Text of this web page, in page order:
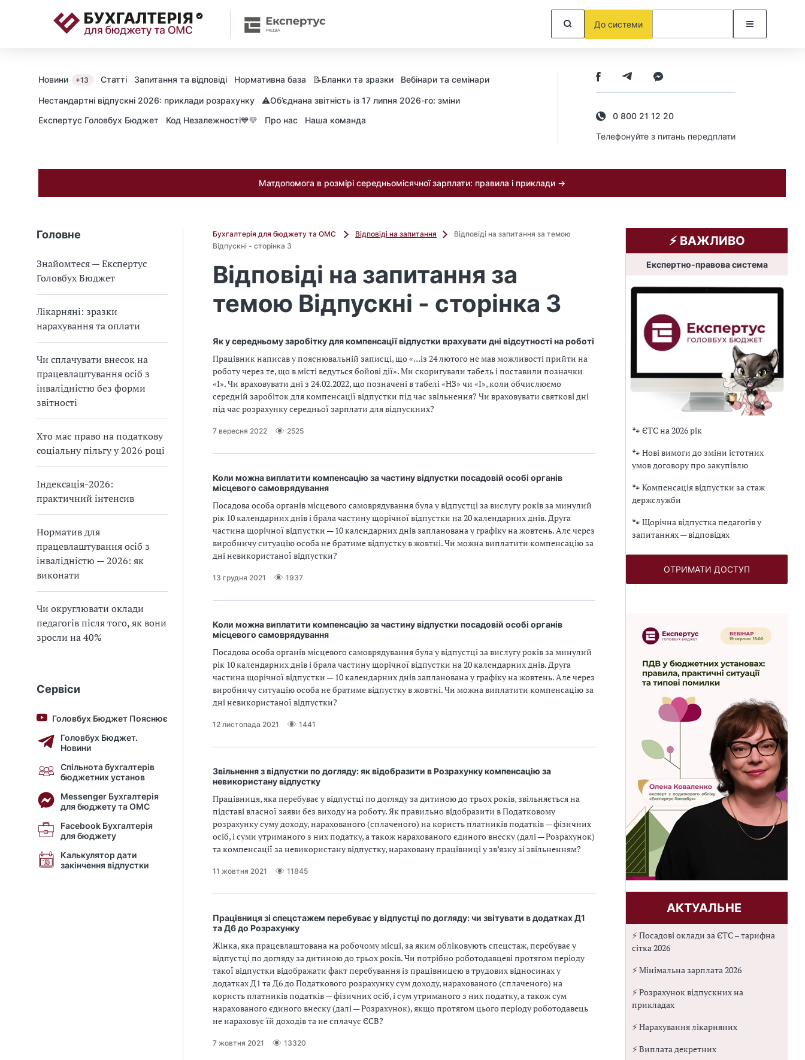
До системи
Новини +13 Статті Запитання та відповіді Нормативна база 📝Бланки та зразки Вебінари та семінари
Нестандартні відпускні 2026: приклади розрахунку
⚠️Об’єднана звітність із 17 липня 2026-го: зміни
Експертус Головбух Бюджет
Код Незалежності💙💛 Про нас Наша команда
0 800 21 12 20
Телефонуйте з питань передплати
Матдопомога в розмірі середньомісячної зарплати: правила і приклади →
Головне
Знайомтеся — Експертус
Головбух Бюджет
Лікарняні: зразки
нарахування та оплати
Чи сплачувати внесок на
працевлаштування осіб з
інвалідністю без форми
звітності
Хто має право на податкову
соціальну пільгу у 2026 році
Індексація-2026:
практичний інтенсив
Норматив для
працевлаштування осіб з
інвалідністю — 2026: як
виконати
Чи округлювати оклади
педагогів після того, як вони
зросли на 40%
Сервіси
Головбух Бюджет Пояснює
Головбух Бюджет.
Новини
Спільнота бухгалтерів
бюджетних установ
Messenger Бухгалтерія
для бюджету та ОМС
Facebook Бухгалтерія
для бюджету
Калькулятор дати
закінчення відпустки
Бухгалтерія для бюджету та ОМС Відповіді на запитання
Відповіді на запитання за темою
Відпускні - сторінка 3
Відповіді на запитання за
темою Відпускні - сторінка 3
Як у середньому заробітку для компенсації відпустки врахувати дні відсутності на роботі
Працівник написав у пояснювальній записці, що «…із 24 лютого не мав можливості прийти на
роботу через те, що в місті ведуться бойові дії». Ми скоригували табель і поставили позначки
«І». Чи враховувати дні з 24.02.2022, що позначені в табелі «НЗ» чи «І», коли обчислюємо
середній заробіток для компенсації відпустки під час звільнення? Чи враховувати святкові дні
під час розрахунку середньої зарплати для відпускних?
7 вересня 2022 2525
Коли можна виплатити компенсацію за частину відпустки посадовій особі органів
місцевого самоврядування
Посадова особа органів місцевого самоврядування була у відпустці за вислугу років за минулий
рік 10 календарних днів і брала частину щорічної відпустки на 20 календарних днів. Друга
частина щорічної відпустки — 10 календарних днів запланована у графіку на жовтень. Але через
виробничу ситуацію особа не братиме відпустку в жовтні. Чи можна виплатити компенсацію за
дні невикористаної відпустки?
13 грудня 2021 1937
Коли можна виплатити компенсацію за частину відпустки посадовій особі органів
місцевого самоврядування
Посадова особа органів місцевого самоврядування була у відпустці за вислугу років за минулий
рік 10 календарних днів і брала частину щорічної відпустки на 20 календарних днів. Друга
частина щорічної відпустки — 10 календарних днів запланована у графіку на жовтень. Але через
виробничу ситуацію особа не братиме відпустку в жовтні. Чи можна виплатити компенсацію за
дні невикористаної відпустки?
12 листопада 2021 1441
Звільнення з відпустки по догляду: як відобразити в Розрахунку компенсацію за
невикористану відпустку
Працівниця, яка перебуває у відпустці по догляду за дитиною до трьох років, звільняється на
підставі власної заяви без виходу на роботу. Як правильно відобразити в Податковому
розрахунку суму доходу, нарахованого (сплаченого) на користь платників податків — фізичних
осіб, і суми утриманого з них податку, а також нарахованого єдиного внеску (далі — Розрахунок)
та компенсації за невикористану відпустку, нараховану працівниці у зв’язку зі звільненням?
11 жовтня 2021 11845
Працівниця зі спецстажем перебуває у відпустці по догляду: чи звітувати в додатках Д1
та Д6 до Розрахунку
Жінка, яка працевлаштована на робочому місці, за яким обліковують спецстаж, перебуває у
відпустці по догляду за дитиною до трьох років. Чи потрібно роботодавцеві протягом періоду
такої відпустки відображати факт перебування із працівницею в трудових відносинах у
додатках Д1 та Д6 до Податкового розрахунку сум доходу, нарахованого (сплаченого) на
користь платників податків — фізичних осіб, і сум утриманого з них податку, а також сум
нарахованого єдиного внеску (далі — Розрахунок), якщо протягом цього періоду роботодавець
не нараховує їй доходів та не сплачує ЄСВ?
7 жовтня 2021 13320
⚡️ ВАЖЛИВО
Експертно-правова система
🐾 ЄТС на 2026 рік
🐾 Нові вимоги до зміни істотних
умов договору про закупівлю
🐾 Компенсація відпустки за стаж
держслужби
🐾 Щорічна відпустка педагогів у
запитаннях — відповідях
ОТРИМАТИ ДОСТУП
АКТУАЛЬНЕ
⚡ Посадові оклади за ЄТС – тарифна
сітка 2026
⚡ Мінімальна зарплата 2026
⚡ Розрахунок відпускних на
прикладах
⚡ Нарахування лікарняних
⚡ Виплата декретних